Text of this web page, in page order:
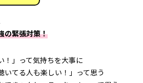
の緊張対策！
」って気持ちを大事に
てる人も楽しい！」って思う